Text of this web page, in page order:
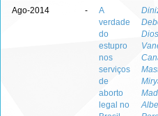
Ago-2014 -
A
verdade
do
estupro
nos
serviços
de
aborto
legal no